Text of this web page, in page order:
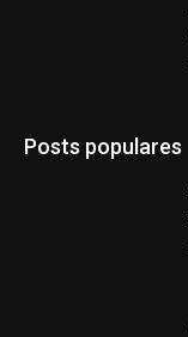
Posts populares